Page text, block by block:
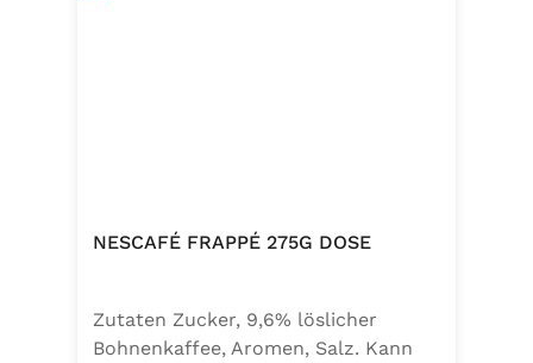
NESCAFÉ FRAPPÉ 275G DOSE
Zutaten Zucker, 9,6% löslicher
Bohnenkaffee, Aromen, Salz. Kann